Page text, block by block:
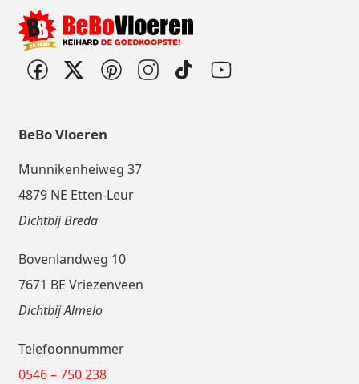
BeBo Vloeren
Munnikenheiweg 37
4879 NE Etten-Leur
Dichtbij Breda
Bovenlandweg 10
7671 BE Vriezenveen
Dichtbij Almelo
Telefoonnummer
0546 – 750 238